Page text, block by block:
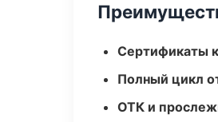
Сертификаты
Полный цикл
ОТК и